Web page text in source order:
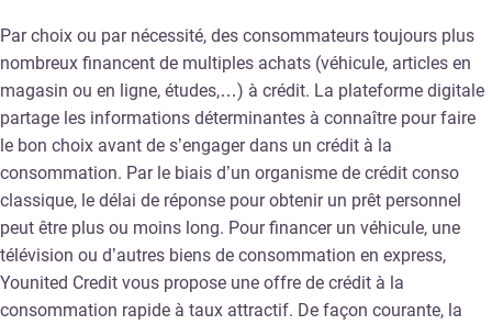
Par choix ou par nécessité, des consommateurs toujours plus
nombreux financent de multiples achats (véhicule, articles en
magasin ou en ligne, études,…) à crédit. La plateforme digitale
partage les informations déterminantes à connaître pour faire
le bon choix avant de s’engager dans un crédit à la
consommation. Par le biais d’un organisme de crédit conso
classique, le délai de réponse pour obtenir un prêt personnel
peut être plus ou moins long. Pour financer un véhicule, une
télévision ou d’autres biens de consommation en express,
Younited Credit vous propose une offre de crédit à la
consommation rapide à taux attractif. De façon courante, la